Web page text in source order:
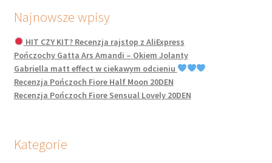
Najnowsze wpisy
HIT CZY KIT? Recenzja rajstop z AliExpress
Pończochy Gatta Ars Amandi – Okiem Jolanty
Gabriella matt effect w ciekawym odcieniu
Recenzja Pończoch Fiore Half Moon 20DEN
Recenzja Pończoch Fiore Sensual Lovely 20DEN
Kategorie